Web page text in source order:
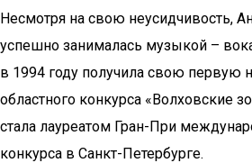
Несмотря на свою неусидчивость,
успешно занималась музыкой –
в 1994 году получила свою первую
областного конкурса «Волховские
стала лауреатом Гран-При
конкурса в Санкт-Петербурге.